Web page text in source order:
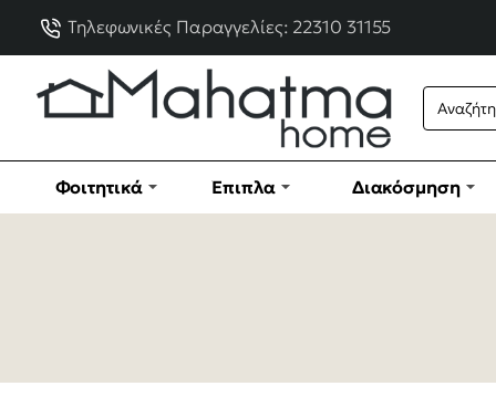
Τηλεφωνικές Παραγγελίες: 22310 31155
Φοιτητικά Έπιπλα Διακόσμηση